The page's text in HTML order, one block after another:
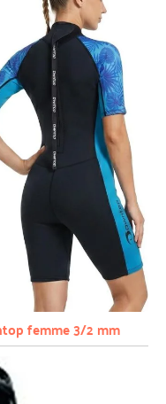
femme 3/2 mm